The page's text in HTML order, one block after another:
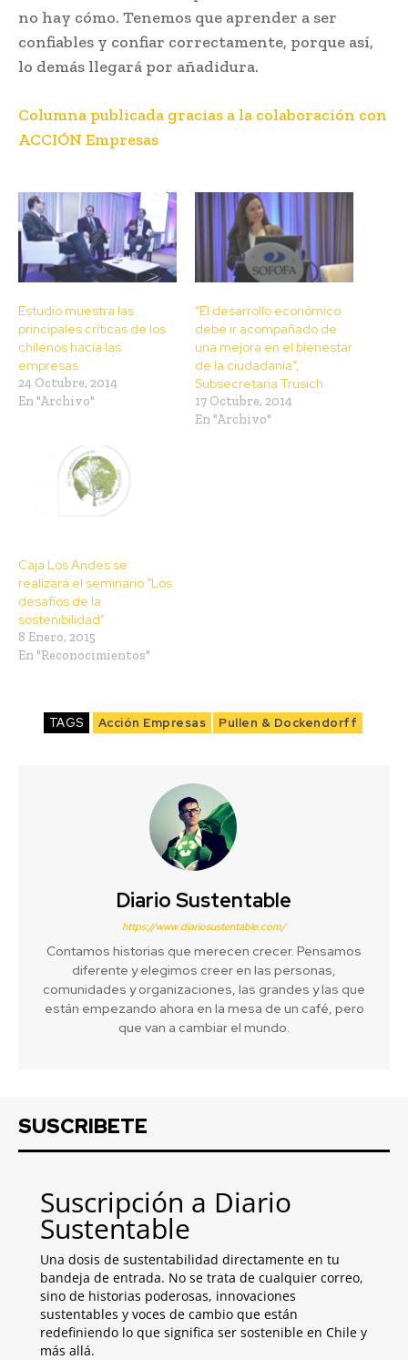
no hay cómo. Tenemos que aprender a ser
confiables y confiar correctamente, porque así,
lo demás llegará por añadidura.
Columna publicada gracias a la colaboración con
ACCIÓN Empresas
Estudio muestra las
principales críticas de los
chilenos hacia las
empresas
24 Octubre, 2014
En "Archivo"
“El desarrollo económico
debe ir acompañado de
una mejora en el bienestar
de la ciudadanía”,
Subsecretaria Trusich
17 Octubre, 2014
En "Archivo"
Caja Los Andes se
realizará el seminario “Los
desafíos de la
sostenibilidad”
8 Enero, 2015
En "Reconocimientos"
TAGS Acción Empresas Pullen & Dockendorff
Diario Sustentable
https://www.diariosustentable.com/
Contamos historias que merecen crecer. Pensamos
diferente y elegimos creer en las personas,
comunidades y organizaciones, las grandes y las que
están empezando ahora en la mesa de un café, pero
que van a cambiar el mundo.
SUSCRIBETE
Suscripción a Diario
Sustentable
Una dosis de sustentabilidad directamente en tu
bandeja de entrada. No se trata de cualquier correo,
sino de historias poderosas, innovaciones
sustentables y voces de cambio que están
redefiniendo lo que significa ser sostenible en Chile y
más allá.